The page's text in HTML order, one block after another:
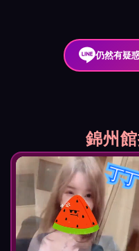
仍然有疑
錦州
丁